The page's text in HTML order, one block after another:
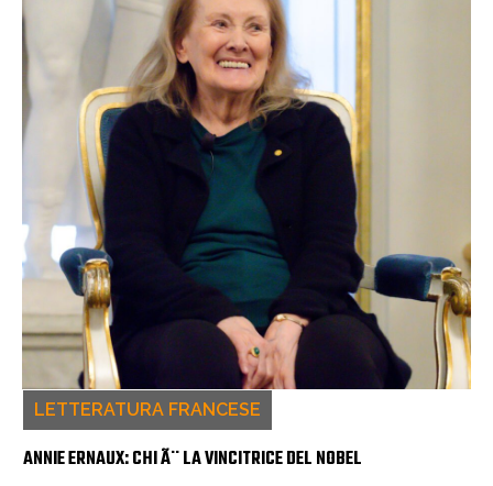
LETTERATURA FRANCESE
ANNIE ERNAUX: CHI Ã¨ LA VINCITRICE DEL NOBEL